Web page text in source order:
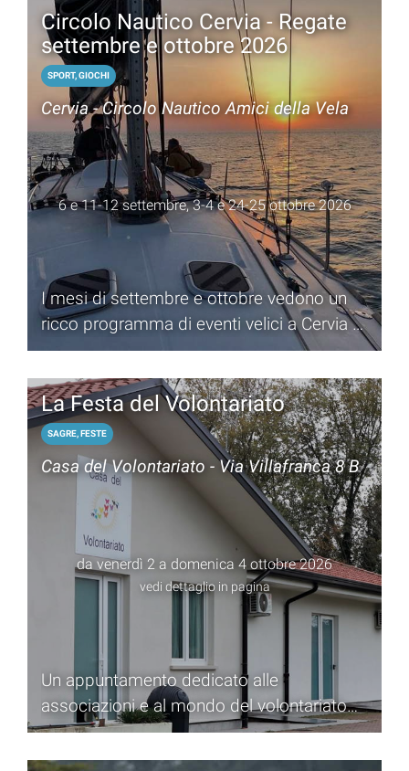
Circolo Nautico Cervia - Regate
settembre e ottobre 2026
SPORT, GIOCHI
Cervia - Circolo Nautico Amici della Vela
6 e 11-12 settembre, 3-4 e 24-25 ottobre 2026
I mesi di settembre e ottobre vedono un
ricco programma di eventi velici a Cervia e
Milano Marittima
La Festa del Volontariato
SAGRE, FESTE
Casa del Volontariato - Via Villafranca 8 B
da venerdì 2 a domenica 4 ottobre 2026
vedi dettaglio in pagina
Un appuntamento dedicato alle
associazioni e al mondo del volontariato
che anima la città di Cervia